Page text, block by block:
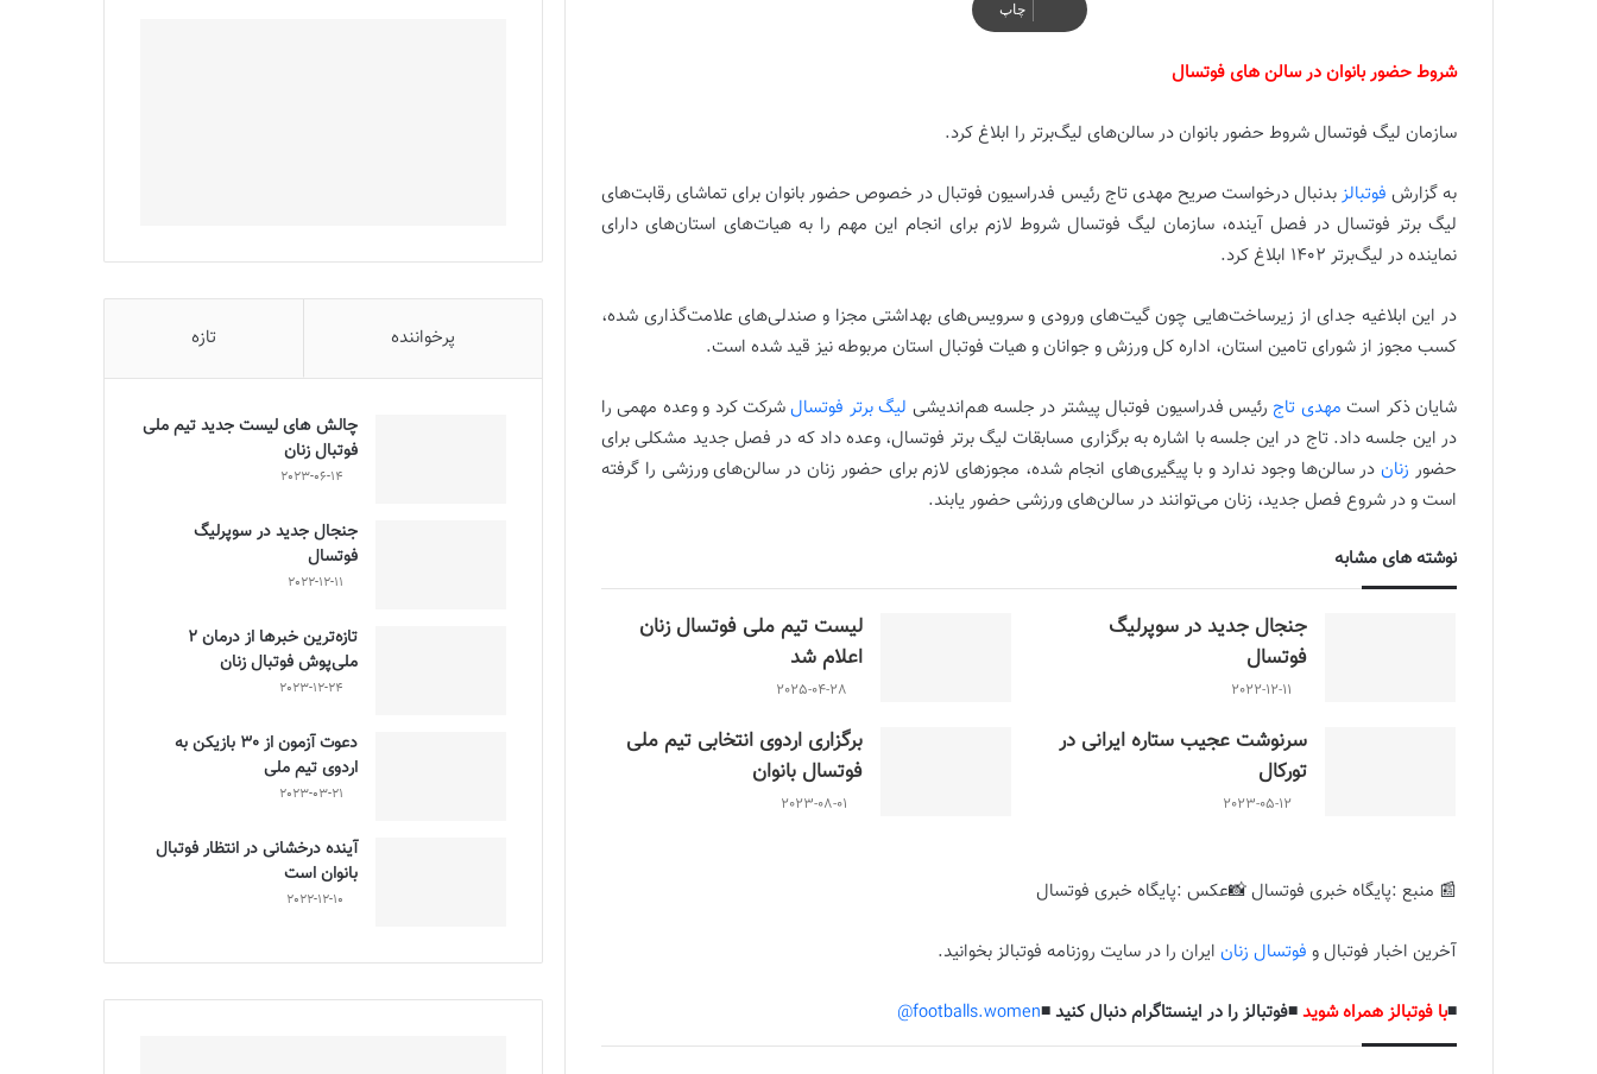
چاپ
شروط حضور بانوان در سالن های فوتسال
سازمان لیگ فوتسال شروط حضور بانوان در سالن‌های لیگ‌برتر را ابلاغ کرد.
به گزارش فوتبالزبدنبال درخواست صریح مهدی تاج رئیس فدراسیون فوتبال در خصوص حضور بانوان برای تماشای رقابت‌های
لیگ برتر فوتسال در فصل آینده، سازمان لیگ فوتسال شروط لازم برای انجام این مهم را به هیات‌های استان‌های دارای
نماینده در لیگ‌برتر ۱۴۰۲ ابلاغ کرد.
در این ابلاغیه جدای از زیرساخت‌هایی چون گیت‌های ورودی و سرویس‌های بهداشتی مجزا و صندلی‌های علامت‌گذاری شده،
کسب مجوز از شورای تامین استان، اداره کل ورزش و جوانان و هیات فوتبال استان مربوطه نیز قید شده است.
شایان ذکر است مهدی تاج رئیس فدراسیون فوتبال پیشتر در جلسه هم‌اندیشی لیگ برتر فوتسالشرکت کرد و وعده مهمی را
در این جلسه داد. تاج در این جلسه با اشاره به برگزاری مسابقات لیگ برتر فوتسال، وعده داد که در فصل جدید مشکلی برای
حضور زناندر سالن‌ها وجود ندارد و با پیگیری‌های انجام شده، مجوزهای لازم برای حضور زنان در سالن‌های ورزشی را گرفته
است و در شروع فصل جدید، زنان می‌توانند در سالن‌های ورزشی حضور یابند.
نوشته های مشابه
جنجال جدید در سوپرلیگ
فوتسال
2022-12-11
لیست تیم ملی فوتسال زنان
اعلام شد
2025-04-28
سرنوشت عجیب ستاره ایرانی در
تورکال
2023-05-12
برگزاری اردوی انتخابی تیم ملی
فوتسال بانوان
2023-08-01
📰 منبع :پایگاه خبری فوتسال 📸عکس :پایگاه خبری فوتسال
آخرین اخبار فوتبال و فوتسال زنان ایران را در سایت روزنامه فوتبالز بخوانید.
◾️با فوتبالز همراه شوید◾️فوتبالز را در اینستاگرام دنبال کنید ◾️footballs.women@
پرخواننده تازه
چالش هاى ليست جدید تيم ملى
فوتبال زنان
2023-06-14
جنجال جدید در سوپرلیگ
فوتسال
2022-12-11
تازه‌ترین خبرها از درمان ۲
ملی‌پوش فوتبال زنان
2023-12-24
دعوت آزمون از 30 بازیکن به
اردوی تیم ملی
2023-03-21
آینده درخشانی در انتظار فوتبال
بانوان است
2022-12-10